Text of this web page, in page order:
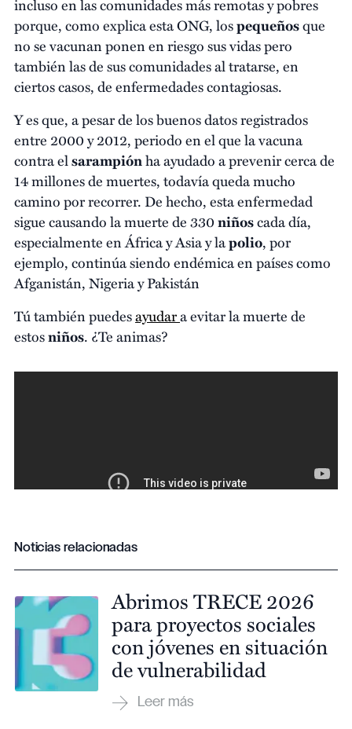
incluso en las comunidades más remotas y pobres
porque, como explica esta ONG, lospequeñosque
no se vacunan ponen en riesgo sus vidas pero
también las de sus comunidades al tratarse, en
ciertos casos, de enfermedades contagiosas.
Y es que, a pesar de los buenos datos registrados
entre 2000 y 2012, periodo en el que la vacuna
contra elsarampiónha ayudado a prevenir cerca de
14 millones de muertes, todavía queda mucho
camino por recorrer. De hecho, esta enfermedad
sigue causando la muerte de 330niñoscada día,
especialmente en África y Asia y lapolio, por
ejemplo, continúa siendo endémica en países como
Afganistán, Nigeria y Pakistán
Tú también puedesayudara evitar la muerte de
estosniños. ¿Te animas?
Noticias relacionadas
Abrimos TRECE 2026
para proyectos sociales
con jóvenes en situación
de vulnerabilidad